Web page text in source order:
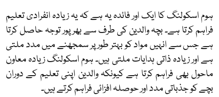
ہوم اسکولنگ کا ایک اور فائدہ یہ ہے کہ یہ زیادہ انفرادی تعلیم
فراہم کرتا ہے۔ بچہ والدین کی طرف سے بھرپور توجہ حاصل کرتا
ہے جس سے انہیں مواد کو بہتر طور پر سمجھنے میں مدد ملتی
ہے اور زیادہ ذاتی ہدایات ملتی ہیں۔ ہوم اسکولنگ زیادہ معاون
ماحول بھی فراہم کرتا ہے کیونکہ والدین اپنی تعلیم کے دوران
بچے کو جذباتی مدد اور حوصلہ افزائی فراہم کرتے ہیں۔